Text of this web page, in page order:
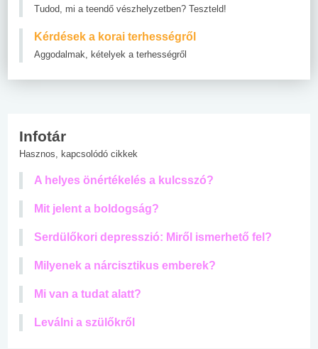
Tudod, mi a teendő vészhelyzetben? Teszteld!
Kérdések a korai terhességről
Aggodalmak, kételyek a terhességről
Infotár
Hasznos, kapcsolódó cikkek
A helyes önértékelés a kulcsszó?
Mit jelent a boldogság?
Serdülőkori depresszió: Miről ismerhető fel?
Milyenek a nárcisztikus emberek?
Mi van a tudat alatt?
Leválni a szülőkről